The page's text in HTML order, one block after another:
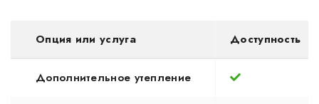
Опция или услуга Доступность
Дополнительное утепление